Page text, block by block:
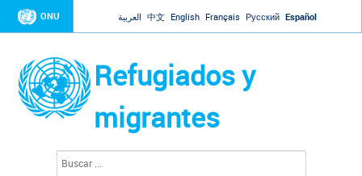
Jump to navigation
ONU العربية 中文 English Français Русский Español
Refugiados y
migrantes